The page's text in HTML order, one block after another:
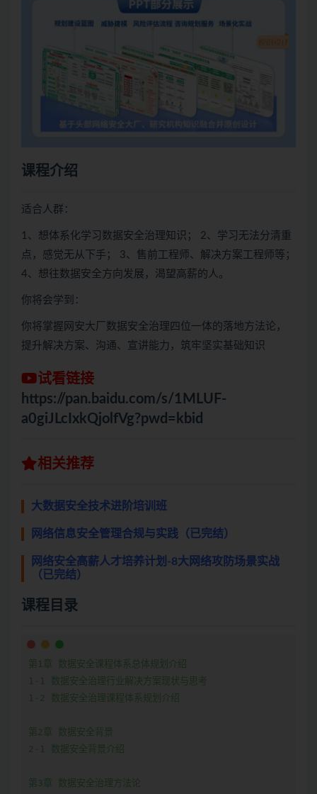
课程介绍
适合人群：
1、想体系化学习数据安全治理知识； 2、学习无法分清重
点，感觉无从下手； 3、售前工程师、解决方案工程师等；
4、想往数据安全方向发展，渴望高薪的人。
你将会学到：
你将掌握网安大厂数据安全治理四位一体的落地方法论，
提升解决方案、沟通、宣讲能力，筑牢坚实基础知识
试看链接
https://pan.baidu.com/s/1MLUF-
a0giJLcIxkQjolfVg?pwd=kbid
相关推荐
大数据安全技术进阶培训班
网络信息安全管理合规与实践（已完结）
网络安全高薪人才培养计划-8大网络攻防场景实战
（已完结）
课程目录
第1章 数据安全课程体系总体规划介绍
1-1 数据安全治理行业解决方案现状与思考
1-2 数据安全治理课程体系规划介绍
第2章 数据安全背景
2-1 数据安全背景介绍
第3章 数据安全治理方法论